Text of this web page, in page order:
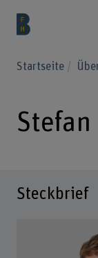
Startseite
Steckbrief